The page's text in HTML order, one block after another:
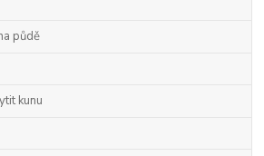
půdě
kunu